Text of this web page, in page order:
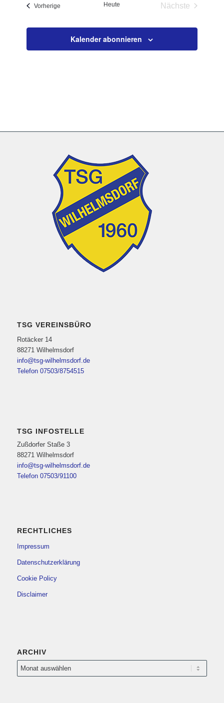
Vorherige VeranstaltungenHeute
Nächste
Kalender abonnieren
TSG VEREINSBÜRO
Rotäcker 14
88271 Wilhelmsdorf
info@tsg-wilhelmsdorf.de
Telefon 07503/8754515
TSG INFOSTELLE
Zußdorfer Staße 3
88271 Wilhelmsdorf
info@tsg-wilhelmsdorf.de
Telefon 07503/91100
RECHTLICHES
Impressum
Datenschutzerklärung
Cookie Policy
Disclaimer
ARCHIV